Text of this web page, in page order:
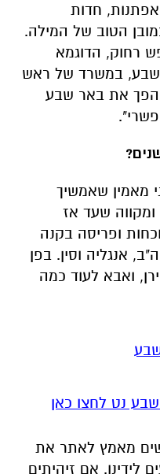
חדות
הטוב של המילה.
רחוק, הדוגמא
שבע, במשרד של ראש
את באר שבע
מאמין שאמשיך
שעד אז
ופריסה בקנה
אנגליה וסין. בפן
ואבא לעוד כמה
נט לחצו כאן
מאמץ לאתר את
לידינו. אם זיהיתים